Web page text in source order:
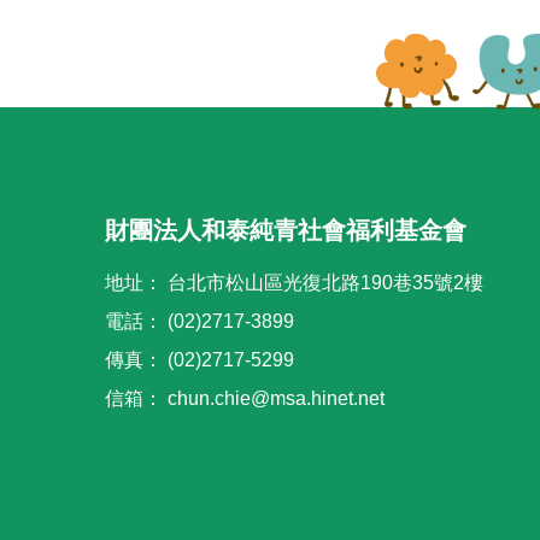
財團法人和泰純青社會福利基金會
地址：
台北市松山區光復北路190巷35號2樓
電話：
(02)2717-3899
傳真：
(02)2717-5299
信箱：
chun.chie@msa.hinet.net